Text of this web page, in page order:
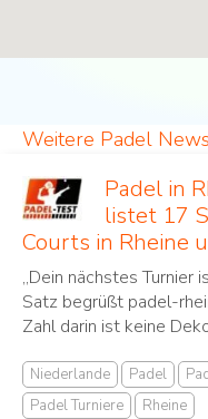
Weitere Padel News
Padel in
listet 17
Courts in Rheine
„Dein nächstes Turnier
Satz begrüßt padel-
Zahl darin ist keine
Niederlande Padel
Padel Turniere
Rheine